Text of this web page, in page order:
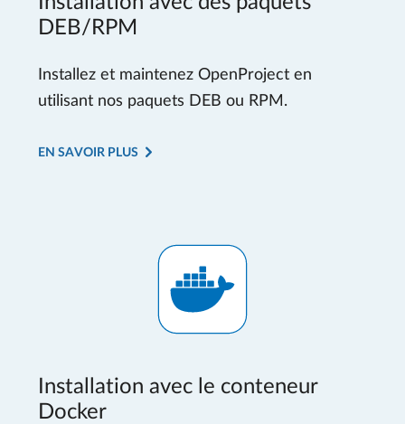
DEB/RPM
Installez et maintenez OpenProject en
utilisant nos paquets DEB ou RPM.
EN SAVOIR PLUS
Installation avec le conteneur
Docker